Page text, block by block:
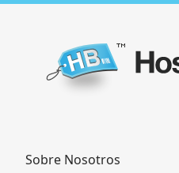
Sobre Nosotros